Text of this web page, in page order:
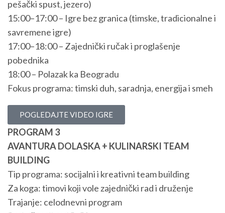
pešački spust, jezero)
15:00–17:00 – Igre bez granica (timske, tradicionalne i
savremene igre)
17:00–18:00 – Zajednički ručak i proglašenje
pobednika
18:00 – Polazak ka Beogradu
Fokus programa: timski duh, saradnja, energija i smeh
POGLEDAJTE VIDEO IGRE
PROGRAM 3
AVANTURA DOLASKA + KULINARSKI TEAM
BUILDING
Tip programa: socijalni i kreativni team building
Za koga: timovi koji vole zajednički rad i druženje
Trajanje: celodnevni program